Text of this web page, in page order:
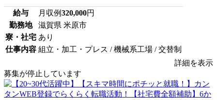
給与 月収例320,000円
勤務地
滋賀県 米原市
寮・社宅 あり
仕事内容 組立・加工・プレス / 機械系工場 / 交替制
詳細を表示
募集が停止しています